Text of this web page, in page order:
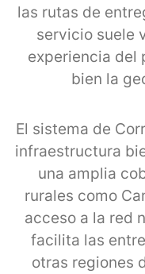
las rutas de
servicio suele
experiencia del
bien la
El sistema de
infraestructura
una amplia
rurales como
acceso a la red
facilita las
otras regiones